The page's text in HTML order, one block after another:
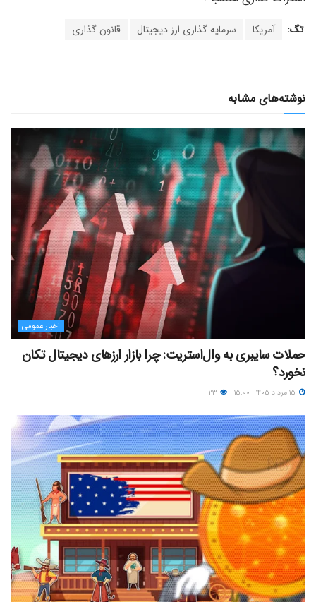
تگ: آمریکا سرمایه گذاری ارز دیجیتال قانون گذاری
نوشته‌های مشابه
اخبار عمومی
حملات سایبری به وال‌استریت: چرا بازار ارزهای دیجیتال تکان
نخورد؟